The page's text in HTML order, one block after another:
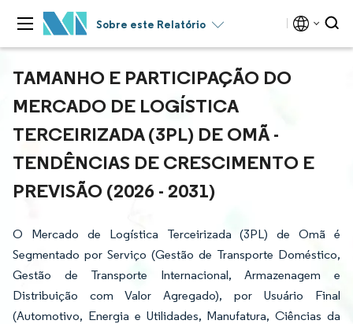
Sobre este Relatório
TAMANHO E PARTICIPAÇÃO DO
MERCADO DE LOGÍSTICA
TERCEIRIZADA (3PL) DE OMÃ -
TENDÊNCIAS DE CRESCIMENTO E
PREVISÃO (2026 - 2031)
O Mercado de Logística Terceirizada (3PL) de Omã é
Segmentado por Serviço (Gestão de Transporte Doméstico,
Gestão de Transporte Internacional, Armazenagem e
Distribuição com Valor Agregado), por Usuário Final
(Automotivo, Energia e Utilidades, Manufatura, Ciências da